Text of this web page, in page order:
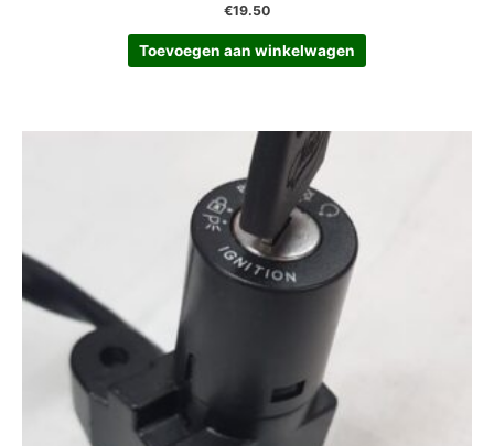
€19.50
Toevoegen aan winkelwagen